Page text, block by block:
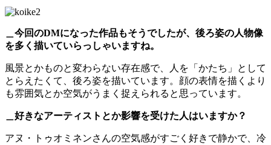
＿今回のDMになった作品もそうでしたが、後ろ姿の人物像
を多く描いていらっしゃいますね。
風景とかものと変わらない存在感で、人を「かたち」として
とらえたくて、後ろ姿を描いています。顔の表情を描くより
も雰囲気とか空気がうまく捉えられると思っています。
＿好きなアーティストとか影響を受けた人はいますか？
アヌ・トゥオミネンさんの空気感がすごく好きで静かで、冷